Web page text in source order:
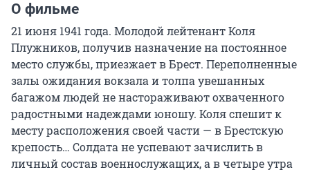
О фильме
21 июня 1941 года. Молодой лейтенант Коля
Плужников, получив назначение на постоянное
место службы, приезжает в Брест. Переполненные
залы ожидания вокзала и толпа увешанных
багажом людей не настораживают охваченного
радостными надеждами юношу. Коля спешит к
месту расположения своей части — в Брестскую
крепость… Солдата не успевают зачислить в
личный состав военнослужащих, а в четыре утра